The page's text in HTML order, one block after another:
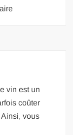
vin est un
coûter
Ainsi, vous